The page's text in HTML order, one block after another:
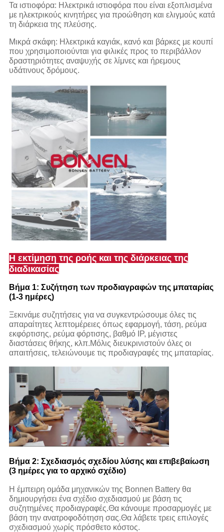
Τα ιστιοφόρα: Ηλεκτρικά ιστιοφόρα που είναι εξοπλισμένα
με ηλεκτρικούς κινητήρες για προώθηση και ελιγμούς κατά
τη διάρκεια της πλεύσης.
Μικρά σκάφη: Ηλεκτρικά καγιάκ, κανό και βάρκες με κουπί
που χρησιμοποιούνται για φιλικές προς το περιβάλλον
δραστηριότητες αναψυχής σε λίμνες και ήρεμους
υδάτινους δρόμους.
Η εκτίμηση της ροής και της διάρκειας της
διαδικασίας
Βήμα 1: Συζήτηση των προδιαγραφών της μπαταρίας
(1-3 ημέρες)
Ξεκινάμε συζητήσεις για να συγκεντρώσουμε όλες τις
απαραίτητες λεπτομέρειες όπως εφαρμογή, τάση, ρεύμα
εκφόρτισης, ρεύμα φόρτισης, βαθμό IP, μέγιστες
διαστάσεις θήκης, κλπ.Μόλις διευκρινιστούν όλες οι
απαιτήσεις, τελειώνουμε τις προδιαγραφές της μπαταρίας.
Βήμα 2: Σχεδιασμός σχεδίου λύσης και επιβεβαίωση
(3 ημέρες για το αρχικό σχέδιο)
Η έμπειρη ομάδα μηχανικών της Bonnen Battery θα
δημιουργήσει ένα σχέδιο σχεδιασμού με βάση τις
συζητημένες προδιαγραφές.Θα κάνουμε προσαρμογές με
βάση την ανατροφοδότηση σας.Θα λάβετε τρεις επιλογές
σχεδιασμού χωρίς πρόσθετο κόστος.